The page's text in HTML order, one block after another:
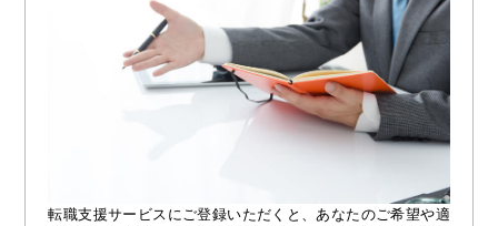
転職支援サービスにご登録いただくと、あなたのご希望や適